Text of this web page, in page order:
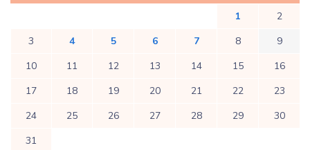
1
2
3
4 5 6 7 8
9
10
11 12 13 14 15
16
17
18 19 20 21 22
23
24
25 26 27 28 29
30
31